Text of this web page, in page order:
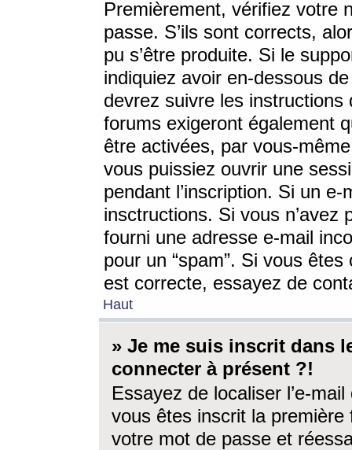
Premièrement, vérifiez votre
passe. S’ils sont corrects,
pu s’être produite. Si le
indiquiez avoir en-dessous
devrez suivre les
forums exigeront également
être activées, par vous-
vous puissiez ouvrir une
pendant l’inscription. Si un
insctructions. Si vous n’avez
fourni une adresse e-mail
pour un “spam”. Si vous
est correcte, essayez de
Haut
» Je me suis inscrit dans
connecter à présent ?!
Essayez de localiser l’e-
vous êtes inscrit la première
votre mot de passe et